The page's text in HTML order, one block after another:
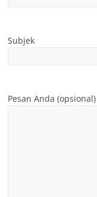
Subjek
Pesan Anda (opsional)